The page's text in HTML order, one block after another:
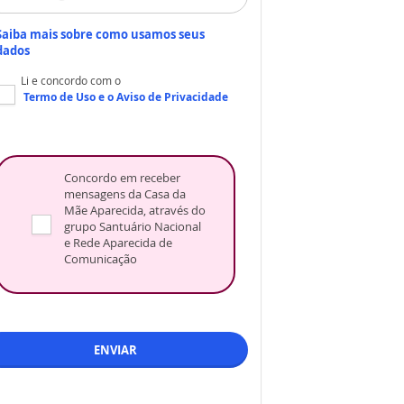
mais sobre como usamos seus
Li e concordo com o
Termo de Usoe oAviso de Privacidade
Concordo em receber
mensagens da Casa da
Mãe Aparecida, através do
grupo Santuário Nacional
e Rede Aparecida de
Comunicação
ENVIAR